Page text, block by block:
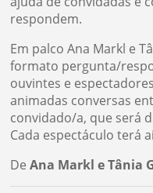
respondem.
Em palco Ana Markl e
formato pergunta/
ouvintes e
animadas conversas
convidado/a, que será
Cada espectáculo terá
DeAna Markl e Tânia